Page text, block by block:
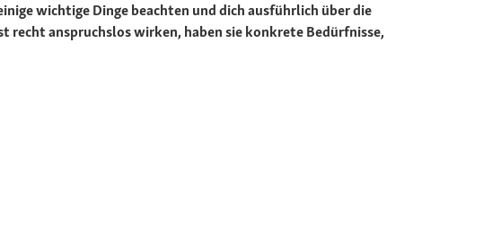
wichtige Dinge beachten und dich ausführlich über die
recht anspruchslos wirken, haben sie konkrete Bedürfnisse,